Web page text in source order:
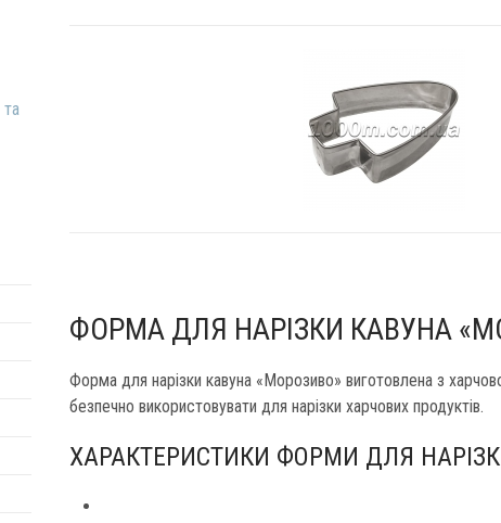
ФОРМА ДЛЯ НАРІЗКИ КАВУНА
Форма для нарізки кавуна «Морозиво» виготовлена з
безпечно використовувати для нарізки харчових продуктів.
ХАРАКТЕРИСТИКИ ФОРМИ ДЛЯ